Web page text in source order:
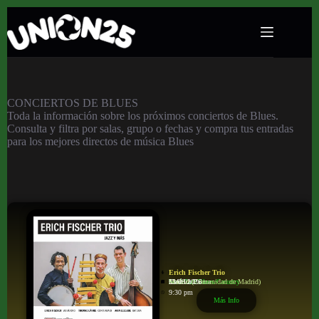
Conciertos de Blues
CONCIERTOS DE BLUES
Toda la información sobre los próximos conciertos de Blues.
Consulta y filtra por salas, grupo o fechas y compra tus entradas
para los mejores directos de música Blues
Erich Fischer Trio
Soul/Jazz/Blues/Country
Café La Palma
Madrid
Madrid (Comunidad de Madrid)
23/09/2026
9:30 pm
Más Info